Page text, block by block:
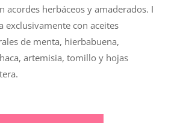
acordes herbáceos y amaderados. I
exclusivamente con aceites
de menta, hierbabuena,
artemisia, tomillo y hojas